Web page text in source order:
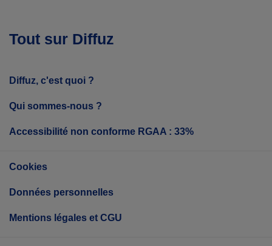
Tout sur Diffuz
Diffuz, c'est quoi ?
Qui sommes-nous ?
Accessibilité non conforme RGAA : 33%
Cookies
Données personnelles
Mentions légales et CGU